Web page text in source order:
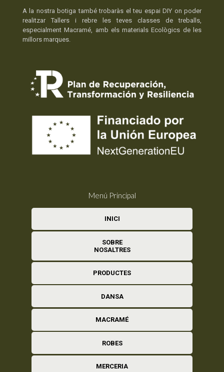
A la nostra botiga també trobaràs el teu espai DIY on poder
realitzar Tallers i rebre les teves classes de treballs,
especialment Macramé, amb els materials Ecològics de les
millors marques.
Menú Principal
INICI
SOBRE
NOSALTRES
PRODUCTES
DANSA
MACRAMÉ
ROBES
MERCERIA